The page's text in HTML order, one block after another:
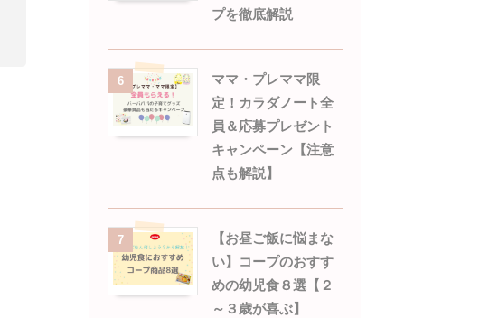
プを徹底解説
6
ママ・プレママ限
定！カラダノート全
員＆応募プレゼント
キャンペーン【注意
点も解説】
7
【お昼ご飯に悩まな
い】コープのおすす
めの幼児食８選【２
～３歳が喜ぶ】